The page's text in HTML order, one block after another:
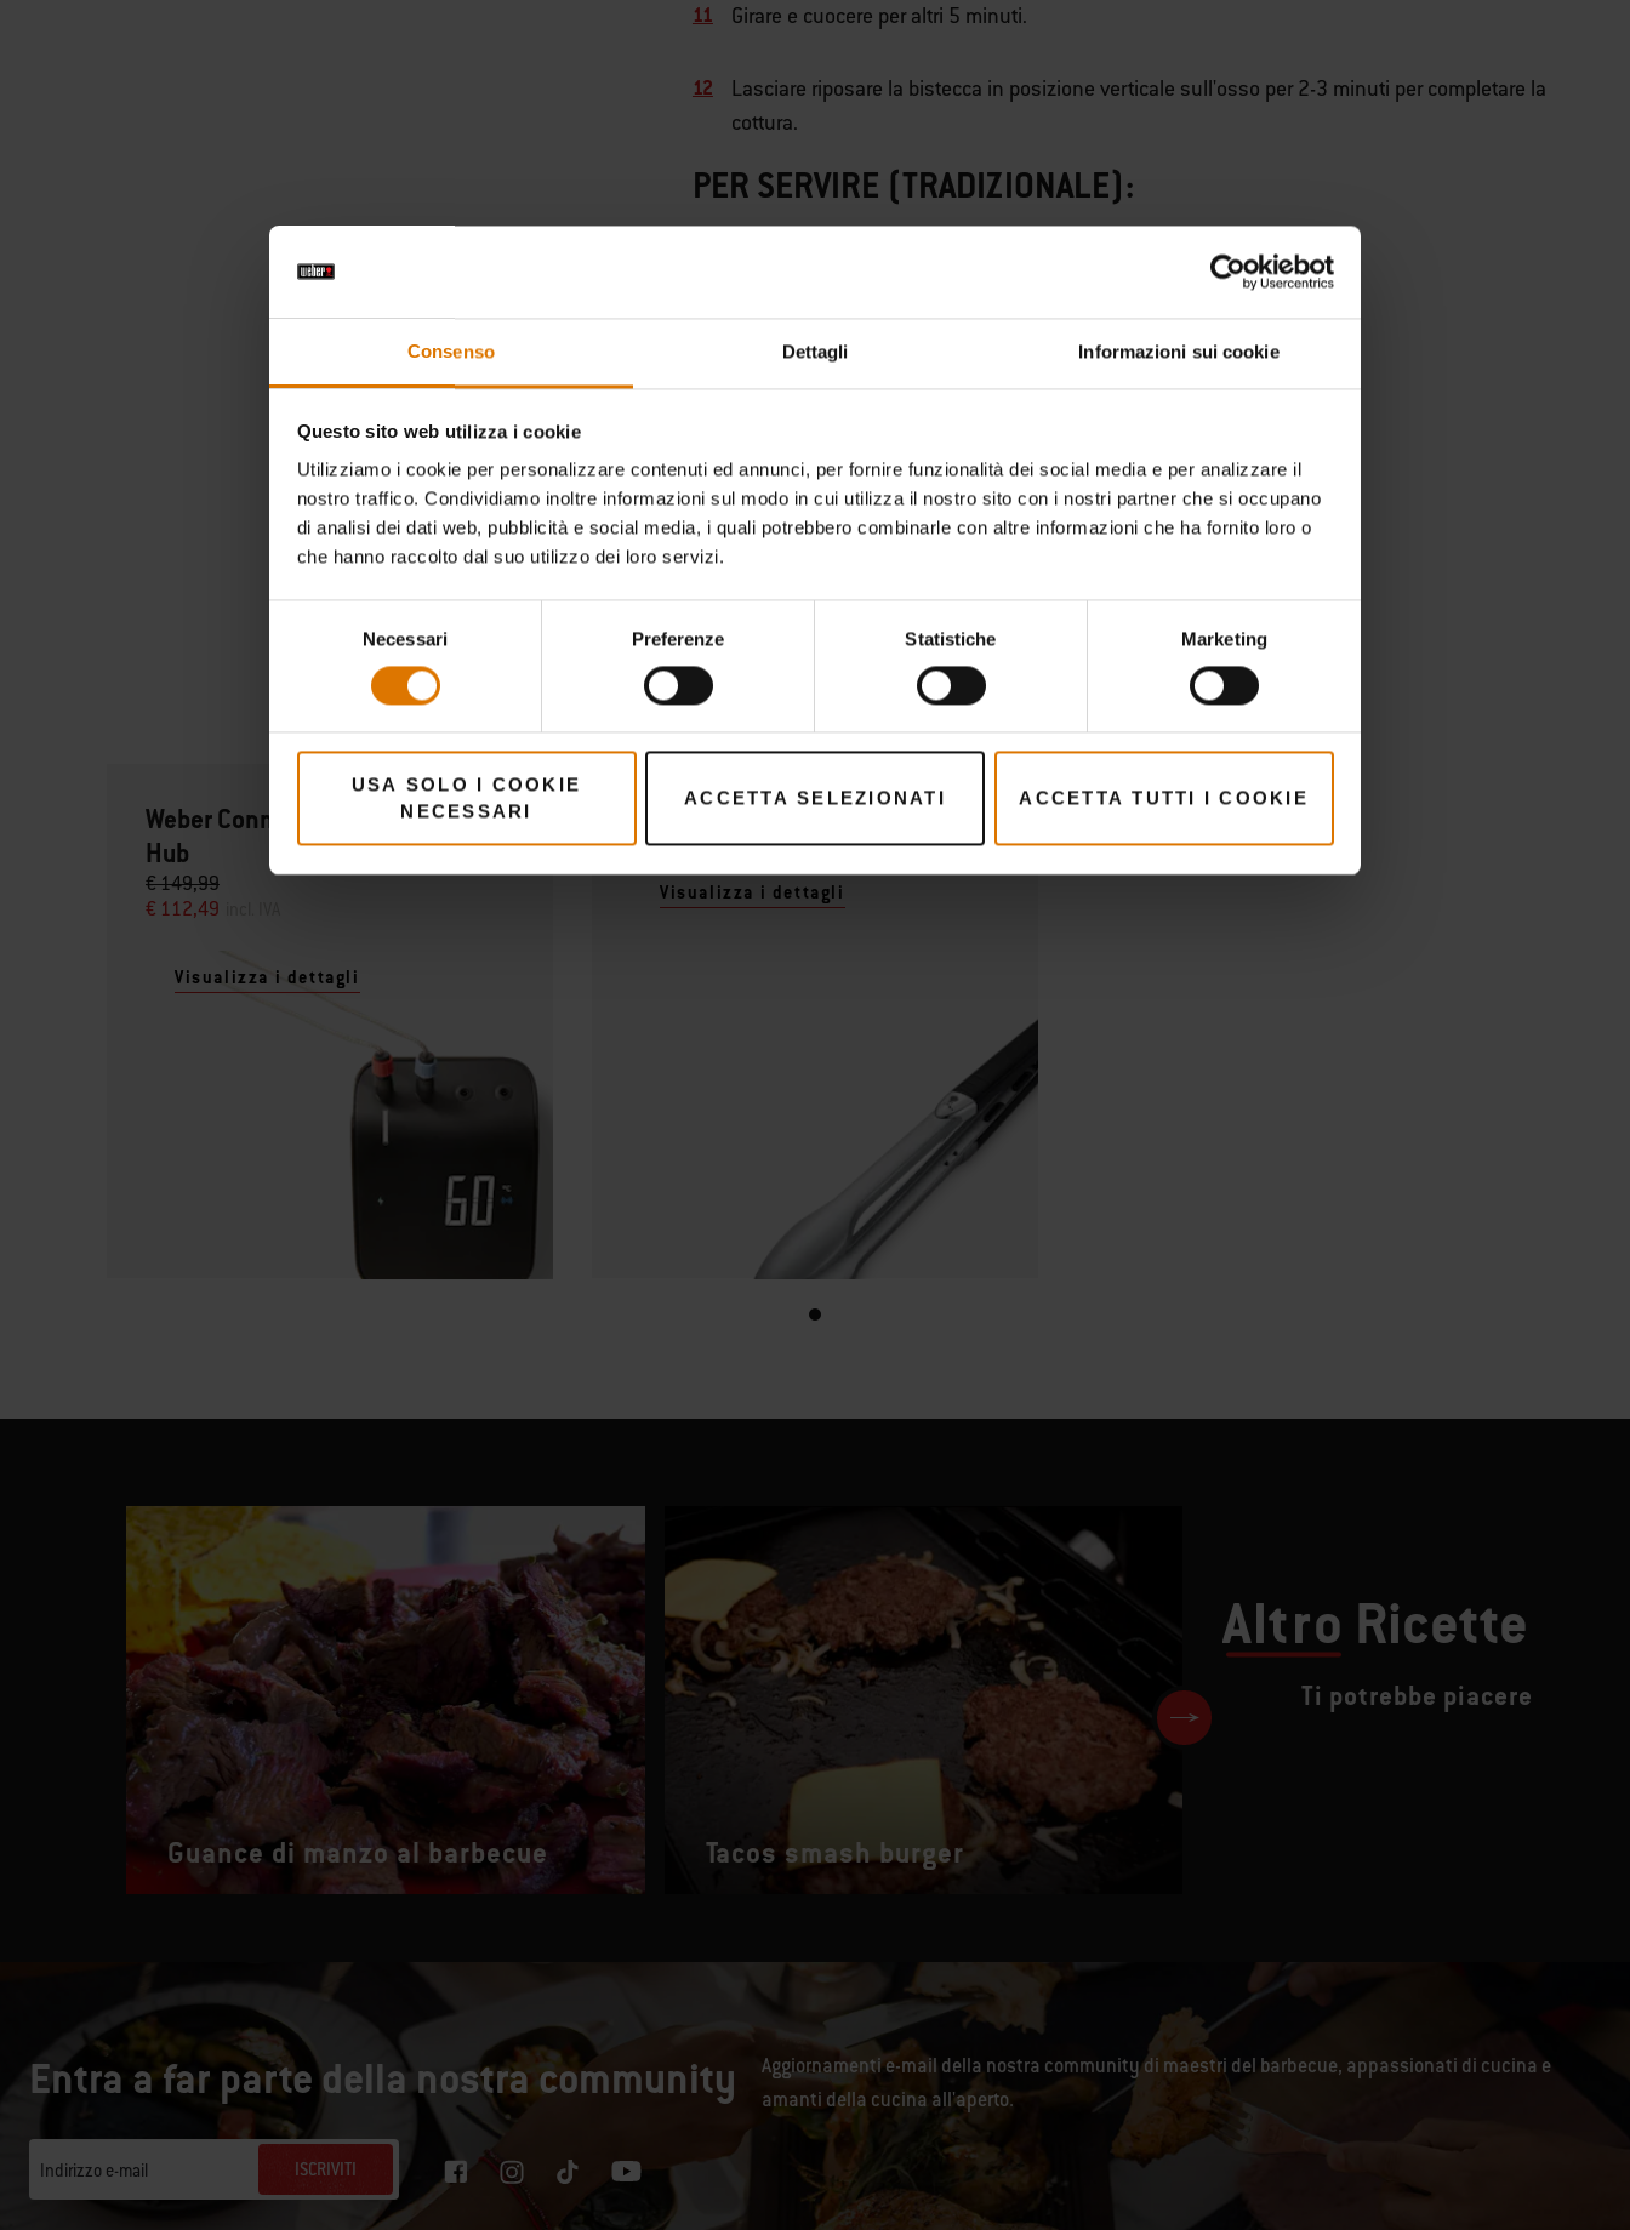
Consenso Dettagli Informazioni sui cookie
Questo sito web utilizza i cookie
Utilizziamo i cookie per personalizzare contenuti ed annunci, per fornire funzionalità dei social media e per analizzare il
nostro traffico. Condividiamo inoltre informazioni sul modo in cui utilizza il nostro sito con i nostri partner che si occupano
di analisi dei dati web, pubblicità e social media, i quali potrebbero combinarle con altre informazioni che ha fornito loro o
che hanno raccolto dal suo utilizzo dei loro servizi.
Necessari Preferenze Statistiche Marketing
USA SOLO I COOKIE
NECESSARI
ACCETTA SELEZIONATI ACCETTA TUTTI I COOKIE
Girare e cuocere per altri 5 minuti.
Lasciare riposare la bistecca in posizione verticale sull'osso per 2-3 minuti per completare la
cottura.
PER SERVIRE (TRADIZIONALE):
Servire immediatamente, senza salse.
Accessori raccomandati
Weber Connect Smart Grilling
Hub
€ 149,99
€ 112,49
Visualizza i dettagli
Visualizza i dettagli
Altro Ricette
Ti potrebbe piacere
Guance di manzo al barbecue Tacos smash burger
Entra a far parte della nostra community
Aggiornamenti e-mail della nostra community di maestri del barbecue, appassionati di cucina e
amanti della cucina all'aperto.
Indirizzo e-mail ISCRIVITI